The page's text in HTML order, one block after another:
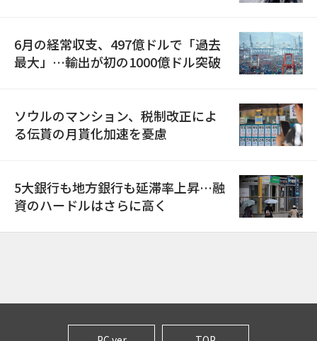
6月の経常収支、497億ドルで「過去
最大」…輸出が初の1000億ドル突破
ソウルのマンション、税制改正によ
る伝貰の月貰化加速を憂慮
5大銀行も地方銀行も延滞率上昇…融
資のハードルはさらに高く